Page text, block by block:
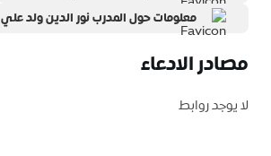
معلومات حول المدرب نور الدين ولد علي
مصادر الادعاء
لا يوجد روابط